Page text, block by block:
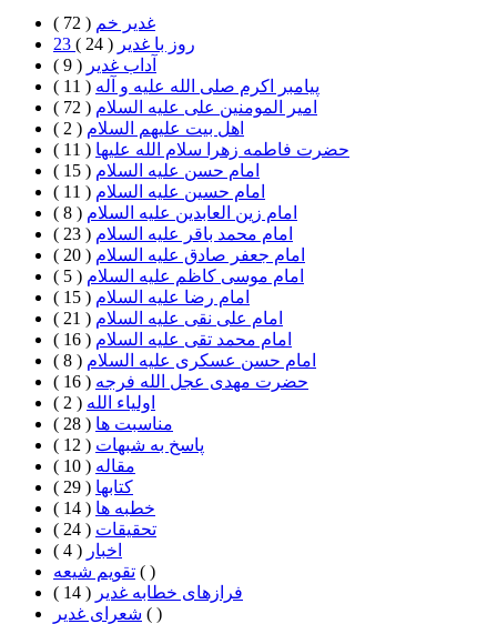
غدیر خم ( 72 )
23 روز با غدير ( 24 )
آداب غدیر ( 9 )
پیامبر اکرم صلی الله علیه و آله ( 11 )
امیر المومنین علی علیه السلام ( 72 )
اهل بيت علیهم السلام ( 2 )
حضرت فاطمه زهرا سلام الله علیها ( 11 )
امام حسن علیه السلام ( 15 )
امام حسین علیه السلام ( 11 )
امام زین العابدین علیه السلام ( 8 )
امام محمد باقر علیه السلام ( 23 )
امام جعفر صادق علیه السلام ( 20 )
امام موسی کاظم علیه السلام ( 5 )
امام رضا علیه السلام ( 15 )
امام علی نقی علیه السلام ( 21 )
امام محمد تقی علیه السلام ( 16 )
امام حسن عسکری علیه السلام ( 8 )
حضرت مهدی عجل الله فرجه ( 16 )
اولیاء الله ( 2 )
مناسبت ها ( 28 )
پاسخ به شبهات ( 12 )
مقاله ( 10 )
كتابها ( 29 )
خطبه ها ( 14 )
تحقيقات ( 24 )
اخبار ( 4 )
تقویم شیعه ( )
فرازهای خطابه غدیر ( 14 )
شعرای غدیر ( )